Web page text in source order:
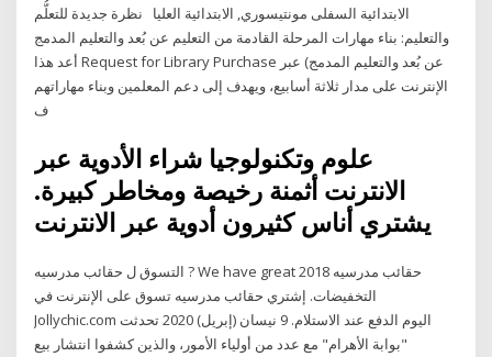
الابتدائية السفلى مونتيسوري, الابتدائية العليا نظرة جديدة للتعلُّم
والتعليم: بناء مهارات المرحلة القادمة من التعليم عن بُعد والتعليم المدمج
أعد هذا Request for Library Purchase عن بُعد والتعليم المدمج) عبر
الإنترنت على مدار ثلاثة أسابيع، ويهدف إلى دعم المعلمين وبناء مهاراتهم
ف
علوم وتكنولوجيا شراء الأدوية عبر
الانترنت أثمنة رخيصة ومخاطر كبيرة.
يشتري أناس كثيرون أدوية عبر الانترنت
التسوق ل حقائب مدرسيه ? We have great 2018 حقائب مدرسيه
التخفيضات. إشتري حقائب مدرسيه تسوق على الإنترنت في
Jollychic.com اليوم الدفع عند الاستلام. 9 نيسان (إبريل) 2020 تحدثت
"بوابة الأهرام" مع عدد من أولياء الأمور، والذين كشفوا انتشار بيع